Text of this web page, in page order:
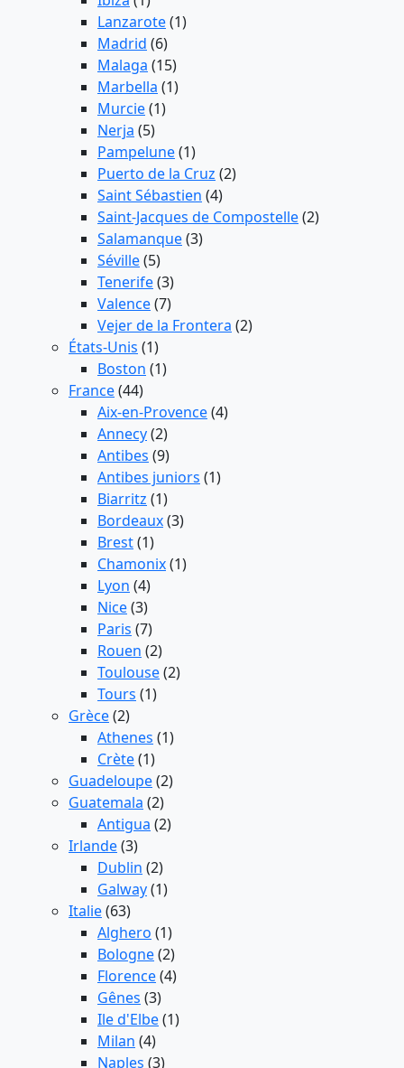
Lanzarote(1)
Madrid (6)
Malaga (15)
Marbella (1)
Murcie(1)
Nerja (5)
Pampelune(1)
Puerto de la Cruz (2)
Saint Sébastien (4)
Saint-Jacques de Compostelle(2)
Salamanque(3)
Séville(5)
Tenerife(3)
Valence(7)
Vejer de la Frontera (2)
États-Unis (1)
Boston (1)
France(44)
Aix-en-Provence(4)
Annecy(2)
Antibes (9)
Antibes juniors (1)
Biarritz (1)
Bordeaux(3)
Brest(1)
Chamonix(1)
Lyon (4)
Nice(3)
Paris (7)
Rouen (2)
Toulouse(2)
Tours (1)
Grèce(2)
Athenes (1)
Crète(1)
Guadeloupe(2)
Guatemala (2)
Antigua (2)
Irlande(3)
Dublin (2)
Galway(1)
Italie(63)
Alghero (1)
Bologne(2)
Florence(4)
Gênes (3)
Ile d'Elbe(1)
Milan (4)
Naples (3)